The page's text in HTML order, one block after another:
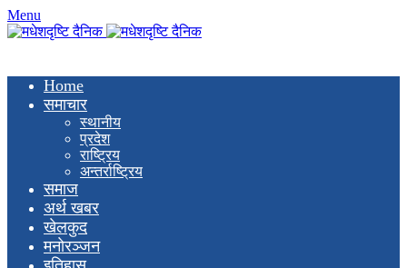
Menu
Home
समाचार
स्थानीय
प्रदेश
राष्ट्रिय
अन्तर्राष्ट्रिय
समाज
अर्थ खबर
खेलकुद
मनाेरञ्जन